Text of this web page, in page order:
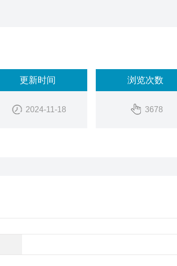
便利性、工作高效性或是产品智能性方面都带给
术
更新时间
2024-11-18
浏览次数
3678